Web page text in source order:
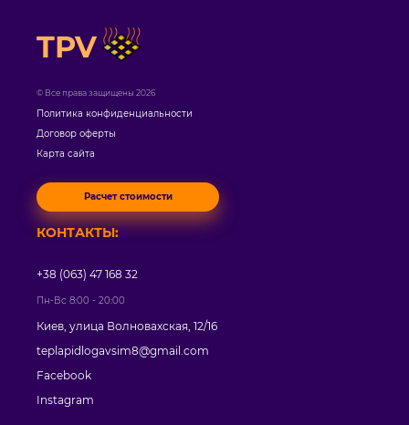
TPV
© Все права защищены 2026
Политика конфиденциальности
Договор оферты
Карта сайта
Расчет стоимости
КОНТАКТЫ:
+38 (063) 47 168 32
Пн-Вс 8:00 - 20:00
Киев, улица Волновахская, 12/16
teplapidlogavsim8@gmail.com
Facebook
Instagram